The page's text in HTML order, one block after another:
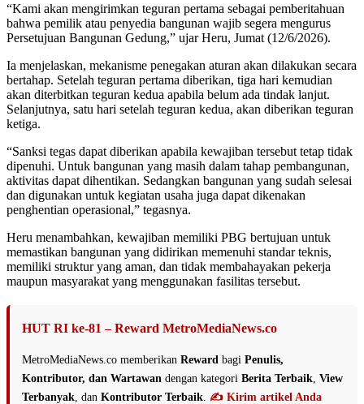
“Kami akan mengirimkan teguran pertama sebagai pemberitahuan
bahwa pemilik atau penyedia bangunan wajib segera mengurus
Persetujuan Bangunan Gedung,” ujar Heru, Jumat (12/6/2026).
Ia menjelaskan, mekanisme penegakan aturan akan dilakukan secara
bertahap. Setelah teguran pertama diberikan, tiga hari kemudian
akan diterbitkan teguran kedua apabila belum ada tindak lanjut.
Selanjutnya, satu hari setelah teguran kedua, akan diberikan teguran
ketiga.
“Sanksi tegas dapat diberikan apabila kewajiban tersebut tetap tidak
dipenuhi. Untuk bangunan yang masih dalam tahap pembangunan,
aktivitas dapat dihentikan. Sedangkan bangunan yang sudah selesai
dan digunakan untuk kegiatan usaha juga dapat dikenakan
penghentian operasional,” tegasnya.
Heru menambahkan, kewajiban memiliki PBG bertujuan untuk
memastikan bangunan yang didirikan memenuhi standar teknis,
memiliki struktur yang aman, dan tidak membahayakan pekerja
maupun masyarakat yang menggunakan fasilitas tersebut.
HUT RI ke-81 – Reward MetroMediaNews.co
MetroMediaNews.co memberikan Reward bagi Penulis,
Kontributor, dan Wartawan dengan kategori Berita Terbaik View
Terbanyak , dan Kontributor Terbaik ✍️ Kirim artikel Anda